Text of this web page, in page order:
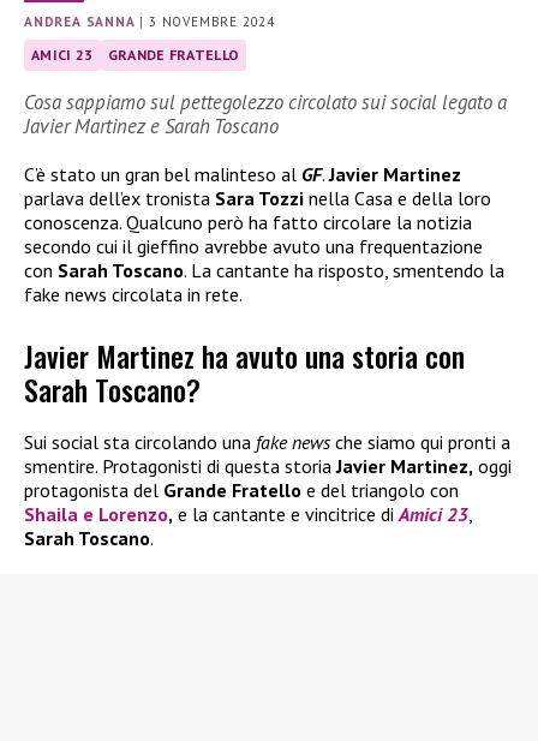
ANDREA SANNA |3 NOVEMBRE 2024
AMICI 23 GRANDE FRATELLO
Cosa sappiamo sul pettegolezzo circolato sui social legato a
Javier Martinez e Sarah Toscano
C’è stato un gran bel malinteso al GF.Javier Martinez
parlava dell’ex tronista Sara Tozzi nella Casa e della loro
conoscenza. Qualcuno però ha fatto circolare la notizia
secondo cui il gieffino avrebbe avuto una frequentazione
con Sarah Toscano. La cantante ha risposto, smentendo la
fake news circolata in rete.
Javier Martinez ha avuto una storia con
Sarah Toscano?
Sui social sta circolando una fake newsche siamo qui pronti a
smentire. Protagonisti di questa storiaJavier Martinez, oggi
protagonista del Grande Fratello e del triangolo con
Shaila e Lorenzo, e la cantante e vincitrice di Amici 23
Sarah Toscano.